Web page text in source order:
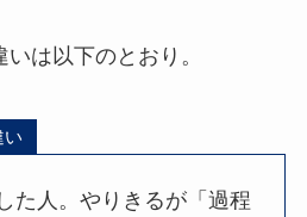
は以下のとおり。
い
た人。やりきるが「過程